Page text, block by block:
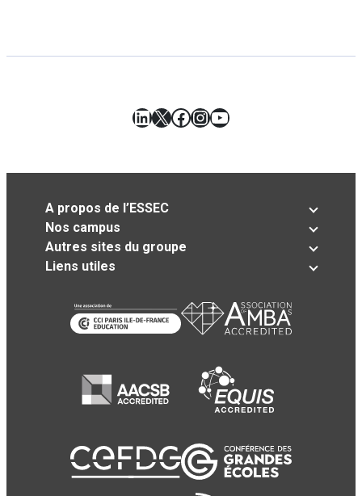
LinkedIn
X Facebook
Instagram
YouTube
A propos de l’ESSEC
Nos campus
Autres sites du groupe
Liens utiles